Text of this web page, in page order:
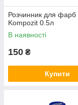
Розчинник для фарб
Kompozit 0.5л
В наявності
150 ₴
Купити